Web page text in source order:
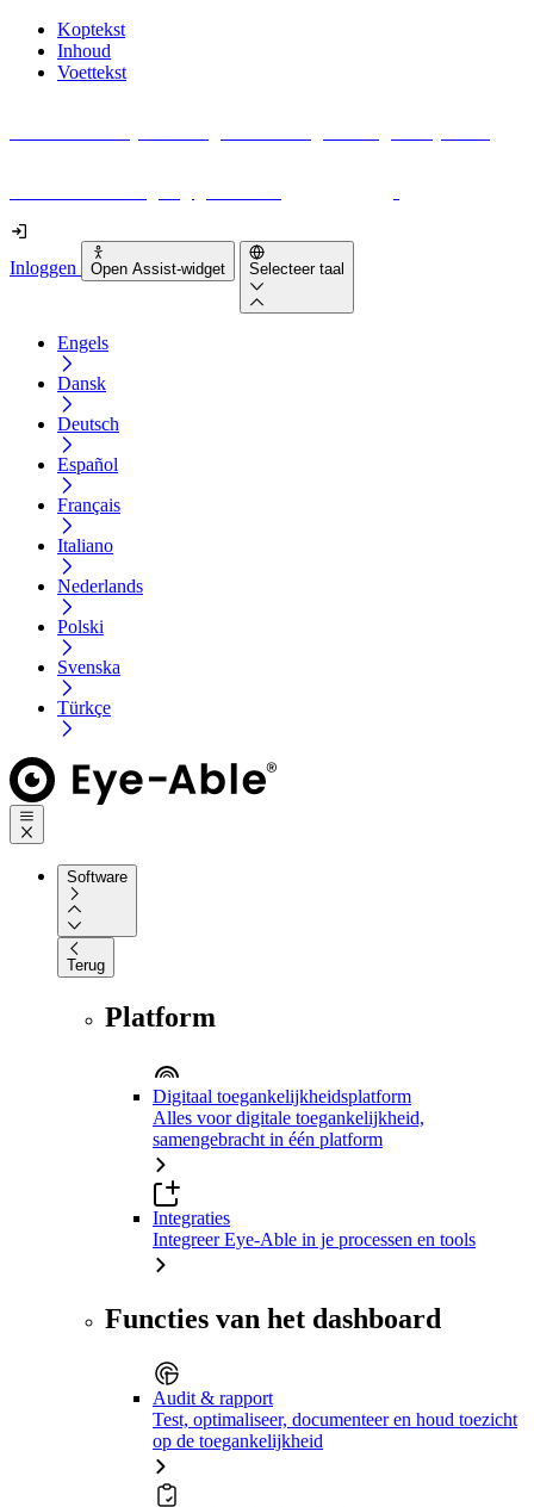
Koptekst
Inhoud
Voettekst
Inloggen Open Assist-widget Selecteer taal
Engels
Dansk
Deutsch
Español
Français
Italiano
Nederlands
Polski
Svenska
Türkçe
Software
Terug
Platform
Digitaal toegankelijkheidsplatform
Alles voor digitale toegankelijkheid,
samengebracht in één platform
Integraties
Integreer Eye-Able in je processen en tools
Functies van het dashboard
Audit & rapport
Test, optimaliseer, documenteer en houd toezicht
op de toegankelijkheid